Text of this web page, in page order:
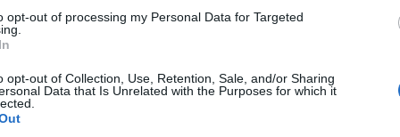
opt-out of processing my Personal Data for Targeted
opt-out of Collection, Use, Retention, Sale, and/or Sharing
Data that Is Unrelated with the Purposes for which it
cadena, quien añade que el objetivo es promover el
accesible y compartida.
2P